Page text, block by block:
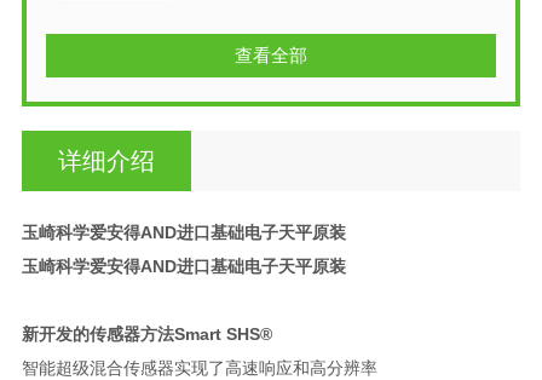
查看全部
详细介绍
玉崎科学爱安得AND进口基础电子天平原装
玉崎科学爱安得AND进口基础电子天平原装
新开发的传感器方法Smart SHS®
智能超级混合传感器实现了高速响应和高分辨率